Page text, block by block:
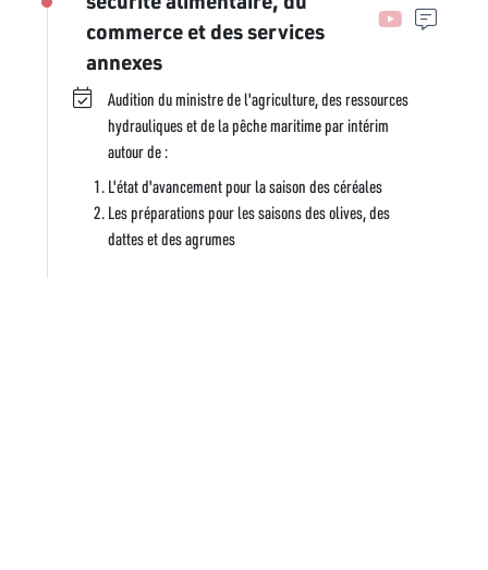
commerce et des services
annexes
Audition du ministre de l'agriculture, des ressources
hydrauliques et de la pêche maritime par intérim
autour de :
L'état d'avancement pour la saison des céréales
Les préparations pour les saisons des olives, des
dattes et des agrumes